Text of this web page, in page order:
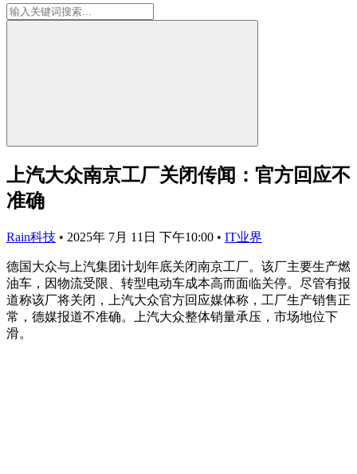
上汽大众南京工厂关闭传闻：官方回应不
准确
Rain科技 • 2025年 7月 11日 下午10:00 • IT业界
德国大众与上汽集团计划年底关闭南京工厂。该厂主要生产燃
油车，因物流受限、转型电动车成本高而面临关停。尽管有报
道称该厂将关闭，上汽大众官方回应媒体称，工厂生产销售正
常，德媒报道不准确。上汽大众整体销量承压，市场地位下
滑。